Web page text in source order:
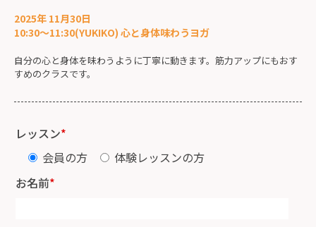
2025年 11月30日
10:30～11:30(YUKIKO) 心と身体味わうヨガ
自分の心と身体を味わうように丁寧に動きます。筋力アップにもおす
すめのクラスです。
レッスン*
会員の方
体験レッスンの方
お名前*